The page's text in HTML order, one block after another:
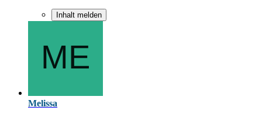
Inhalt melden
Melissa